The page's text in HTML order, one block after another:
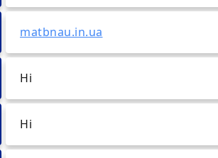
matbnau.in.ua
Ні
Ні